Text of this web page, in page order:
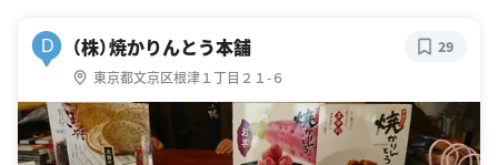
D （株）焼かりんとう本舗
東京都文京区根津１丁目２１-６
29